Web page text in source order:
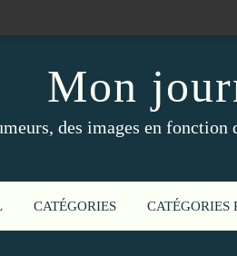
Mon
des images en fonction
CATÉGORIES CATÉGORIES